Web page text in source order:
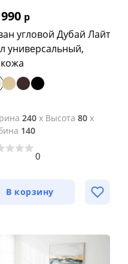
р
угловой Дубай Лайт
универсальный,
240x Высота 80x
140
0
В корзину